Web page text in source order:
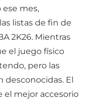
mes,
listas de fin de
2K26. Mientras
el juego físico
pero las
El
el mejor accesorio